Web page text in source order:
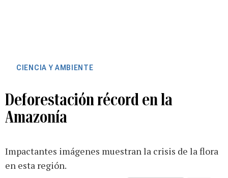
CIENCIA Y AMBIENTE
Deforestación récord en la
Amazonía
Impactantes imágenes muestran la crisis de la flora
en esta región.